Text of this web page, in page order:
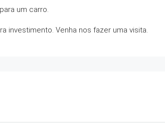
um carro.
investimento. Venha nos fazer uma visita.